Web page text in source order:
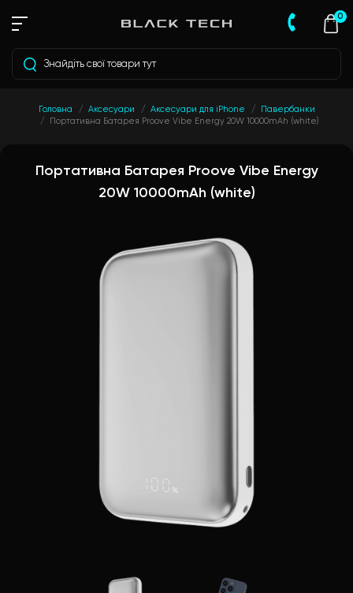
0
Головна Аксесуари Аксесуари для iPhone
Павербанки
Портативна Батарея Proove Vibe Energy 20W 10000mAh (white)
Портативна Батарея Proove Vibe Energy
20W 10000mAh (white)